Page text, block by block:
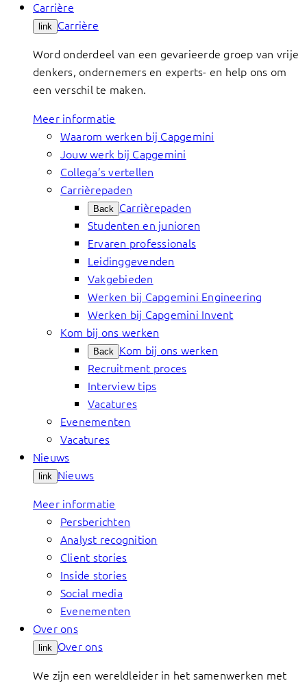
Carrière
link Carrière
Word onderdeel van een gevarieerde groep van vrije
denkers, ondernemers en experts- en help ons om
een verschil te maken.
Meer informatie
Waarom werken bij Capgemini
Jouw werk bij Capgemini
Collega’s vertellen
Carrièrepaden
Back Carrièrepaden
Studenten en junioren
Ervaren professionals
Leidinggevenden
Vakgebieden
Werken bij Capgemini Engineering
Werken bij Capgemini Invent
Kom bij ons werken
Back Kom bij ons werken
Recruitment proces
Interview tips
Vacatures
Evenementen
Vacatures
Nieuws
link Nieuws
Meer informatie
Persberichten
Analyst recognition
Client stories
Inside stories
Social media
Evenementen
Over ons
link Over ons
We zijn een wereldleider in het samenwerken met